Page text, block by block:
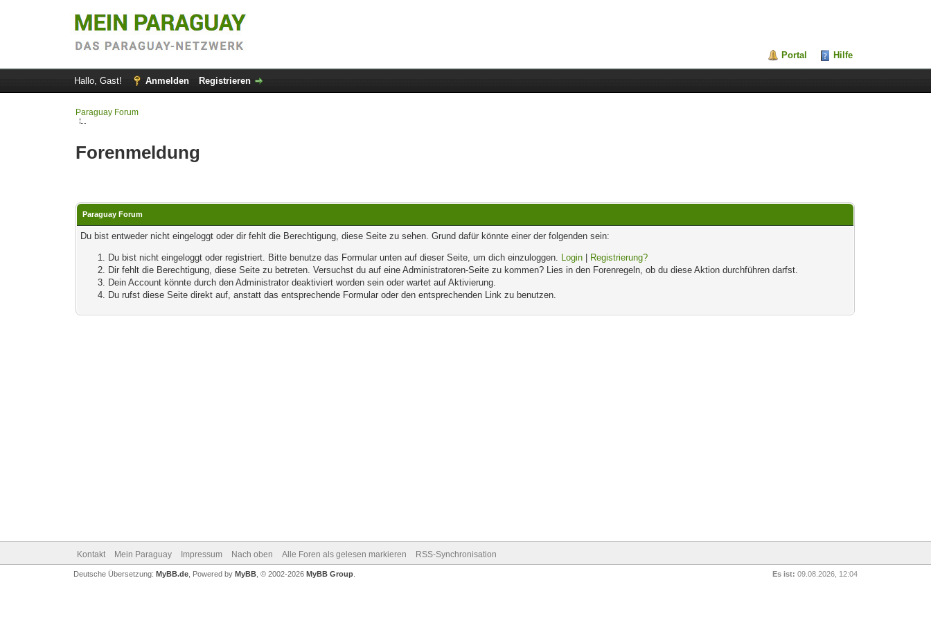
Portal Hilfe
Hallo, Gast! Anmelden Registrieren
Paraguay Forum
Forenmeldung
Paraguay Forum
Du bist entweder nicht eingeloggt oder dir fehlt die Berechtigung, diese Seite zu sehen. Grund dafür könnte einer der folgenden sein:
Du bist nicht eingeloggt oder registriert. Bitte benutze das Formular unten auf dieser Seite, um dich einzuloggen. Login
Registrierung?
Dir fehlt die Berechtigung, diese Seite zu betreten. Versuchst du auf eine Administratoren-Seite zu kommen? Lies in den Forenregeln, ob du diese Aktion durchführen darfst.
Dein Account könnte durch den Administrator deaktiviert worden sein oder wartet auf Aktivierung.
Du rufst diese Seite direkt auf, anstatt das entsprechende Formular oder den entsprechenden Link zu benutzen.
Kontakt Mein Paraguay Impressum Nach oben Alle Foren als gelesen markieren RSS-Synchronisation
Es ist: 09.08.2026, 12:04
Deutsche Übersetzung: MyBB.de, Powered by MyBB, © 2002-2026 MyBB Group.